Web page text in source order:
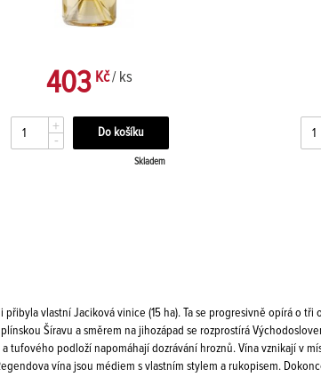
403 Kč/ ks
+
-
Skladem
vlastní Jaciková vinice (15 ha). Ta se progresivně opírá o tři
Šíravu a směrem na jihozápad se rozprostírá
podloží napomáhají dozrávání hroznů. Vína vznikají v
vína jsou médiem s vlastním stylem a rukopisem.